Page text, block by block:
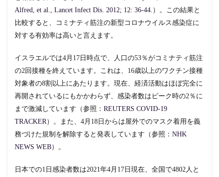
Alfred, et al., Lancet Infect Dis. 2012; 12: 36-44 .）。この結果と
比較すると、コミナティ筋注の新型コロナウイルス感染症に
対する有効率は高いと言えます。
イスラエルでは4月17日時点で、人口の53％がコミナティ筋注
の2回接種を終えています。これは、16歳以上のワクチン接種
対象者の8割以上にあたります。現在、経済活動はほぼ完全に
再開されているにもかかわらず、感染者数はピーク時の2％に
まで激減しています（参照： REUTERS COVID-19
TRACKER）。また、4月18日からは屋外でのマスク着用を義
務づけた規制を解除すると発表しています（参照： NHK
NEWS WEB）。
日本での1日感染者数は2021年4月17日現在、全国で4802人と